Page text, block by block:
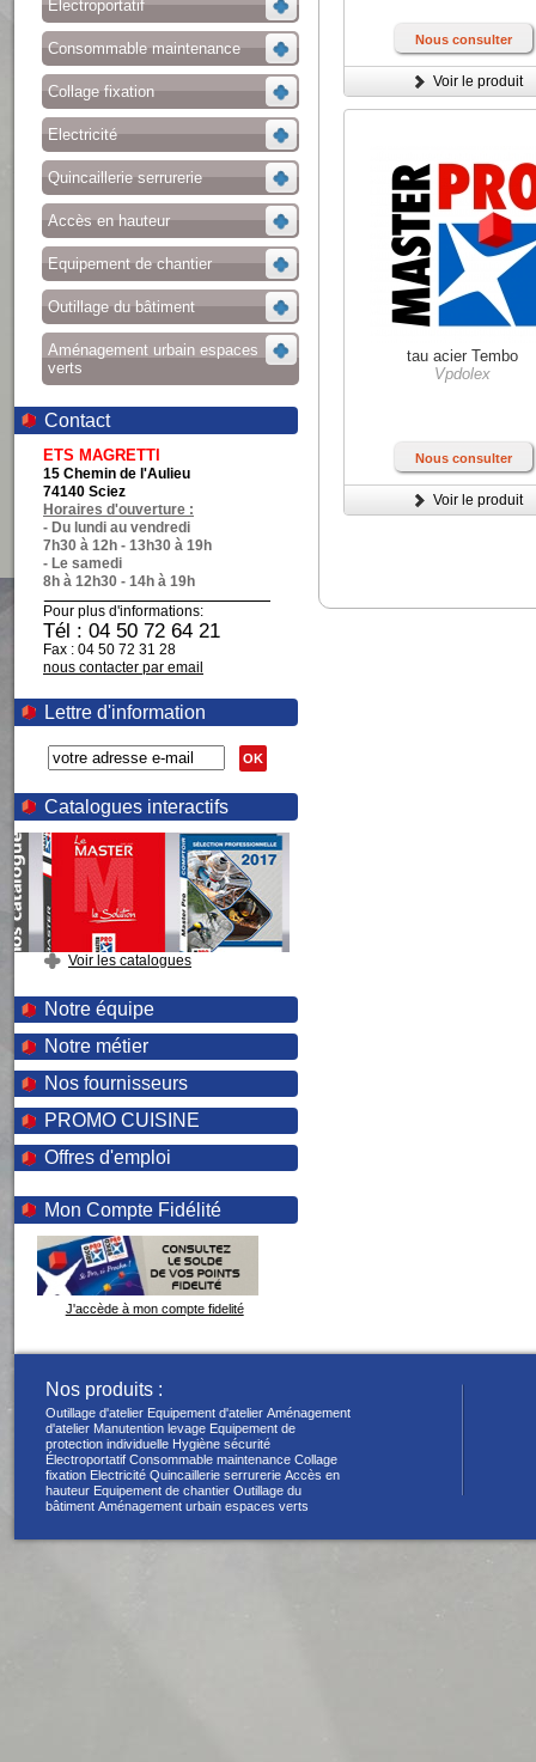
Électroportatif
Consommable maintenance
Collage fixation
Electricité
Quincaillerie serrurerie
Accès en hauteur
Equipement de chantier
Outillage du bâtiment
Aménagement urbain espaces
verts
Contact
ETS MAGRETTI
15 Chemin de l'Aulieu
74140 Sciez
Horaires d'ouverture :
- Du lundi au vendredi
7h30 à 12h - 13h30 à 19h
- Le samedi
8h à 12h30 - 14h à 19h
Pour plus d'informations:
Tél : 04 50 72 64 21
Fax : 04 50 72 31 28
nous contacter par email
Lettre d'information
OK
Catalogues interactifs
Voir les catalogues
Notre équipe
Notre métier
Nos fournisseurs
PROMO CUISINE
Offres d'emploi
Mon Compte Fidélité
J'accède à mon compte fidelité
Nous consulter
Voir le produit
tau acier Tembo
Vpdolex
Nous consulter
Voir le produit
Nos produits :
Outillage d'atelier Equipement d'atelier Aménagement
d'atelier Manutention levage Equipement de
protection individuelle Hygiène sécurité
Électroportatif Consommable maintenance Collage
fixation Electricité Quincaillerie serrurerie Accès en
hauteur Equipement de chantier Outillage du
bâtiment Aménagement urbain espaces verts